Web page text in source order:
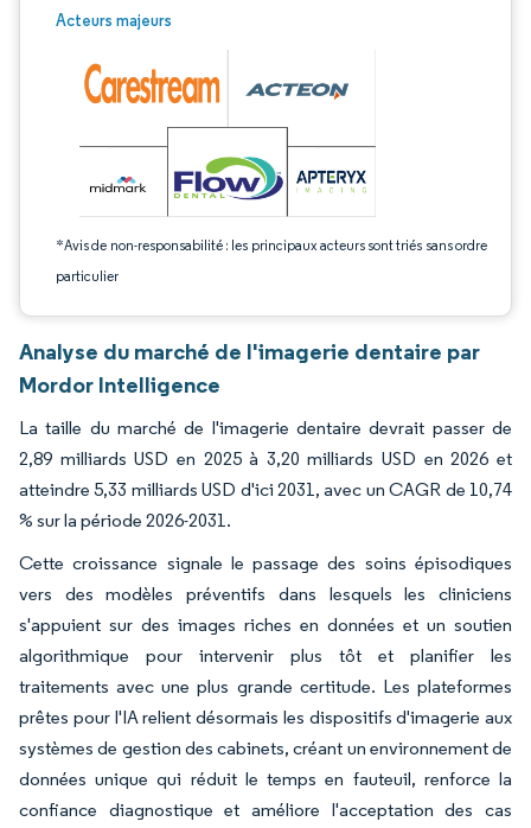
Acteurs majeurs
*Avis de non-responsabilité : les principaux acteurs sont triés sans ordre
particulier
Image © Mordor Intelligence. La réutilisation nécessite une attribution sous CC
Analyse du marché de l'imagerie dentaire par
Mordor Intelligence
La taille du marché de l'imagerie dentaire devrait passer de
2,89 milliards USD en 2025 à 3,20 milliards USD en 2026 et
atteindre 5,33 milliards USD d'ici 2031, avec un CAGR de 10,74
% sur la période 2026-2031.
Cette croissance signale le passage des soins épisodiques
vers des modèles préventifs dans lesquels les cliniciens
s'appuient sur des images riches en données et un soutien
algorithmique pour intervenir plus tôt et planifier les
traitements avec une plus grande certitude. Les plateformes
prêtes pour l'IA relient désormais les dispositifs d'imagerie aux
systèmes de gestion des cabinets, créant un environnement de
données unique qui réduit le temps en fauteuil, renforce la
confiance diagnostique et améliore l'acceptation des cas